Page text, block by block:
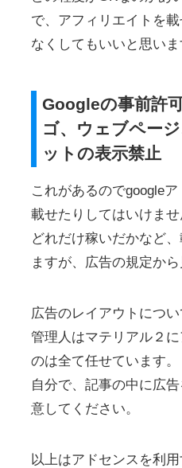
で、アフィリエイトを
なくしてもいいと思いま
Googleの事前許
ゴ、ウェブペー
ットの表示禁止
これがあるのでgoogle
載せたりしてはいけませ
どれだけ稼いだかなど
ますが、広告の規定から
広告のレイアウトについ
管理人はマテリアル２
のは全て任せています。
自分で、記事の中に広
意してください。
以上はアドセンスを利